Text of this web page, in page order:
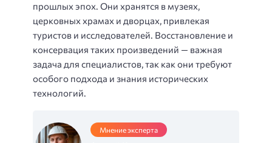
прошлых эпох. Они хранятся в музеях,
церковных храмах и дворцах, привлекая
туристов и исследователей. Восстановление и
консервация таких произведений — важная
задача для специалистов, так как они требуют
особого подхода и знания исторических
технологий.
Мнение эксперта